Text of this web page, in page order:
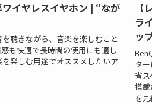
イヤレスイヤホン | “なが
を聴きながら、音楽を楽しむこと
も快適で長時間の使用にも適し
楽しむ用途でオススメしたいア
ラ
ッ
タ
省
搭
を